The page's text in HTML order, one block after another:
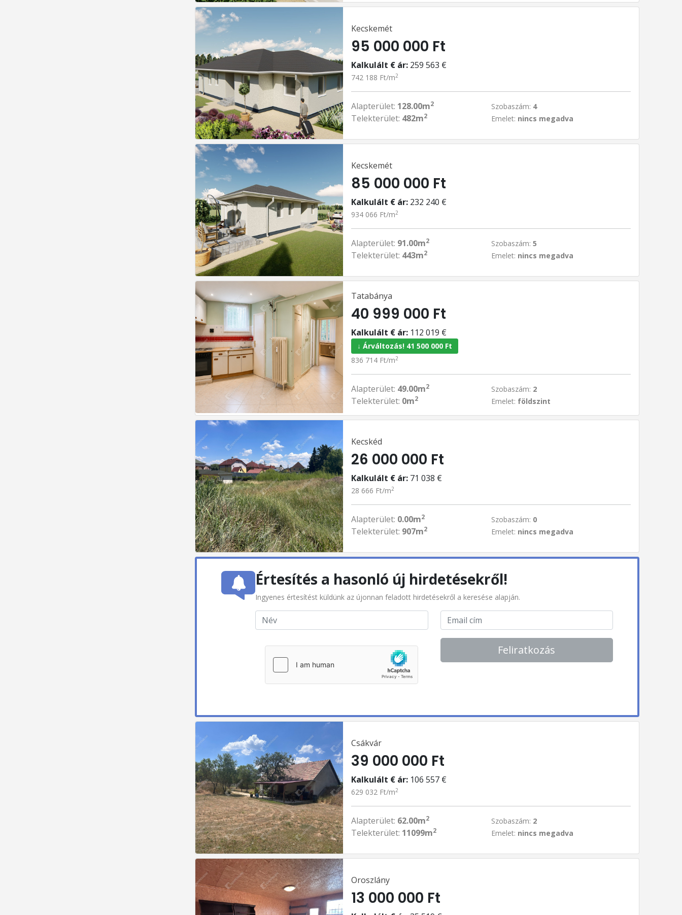
Kecskemét
95 000 000 Ft
Kalkulált € ár: 259 563 €
742 188 Ft/m2
Alapterület: 128.00m2
Telekterület: 482m2
Szobaszám: 4
Emelet: nincs megadva
Kecskemét
85 000 000 Ft
Kalkulált € ár: 232 240 €
934 066 Ft/m2
Alapterület: 91.00m2
Telekterület: 443m2
Szobaszám: 5
Emelet: nincs megadva
Tatabánya
40 999 000 Ft
Kalkulált € ár: 112 019 €
↓ Árváltozás! 41 500 000 Ft
836 714 Ft/m2
Alapterület: 49.00m2
Telekterület: 0m2
Szobaszám: 2
Emelet: földszint
Kecskéd
26 000 000 Ft
Kalkulált € ár: 71 038 €
28 666 Ft/m2
Alapterület: 0.00m2
Telekterület: 907m2
Szobaszám: 0
Emelet: nincs megadva
Értesítés a hasonló új hirdetésekről!
Ingyenes értesítést küldünk az újonnan feladott hirdetésekről a keresése alapján.
Feliratkozás
Csákvár
39 000 000 Ft
Kalkulált € ár: 106 557 €
629 032 Ft/m2
Alapterület: 62.00m2
Telekterület: 11099m2
Szobaszám: 2
Emelet: nincs megadva
Oroszlány
13 000 000 Ft